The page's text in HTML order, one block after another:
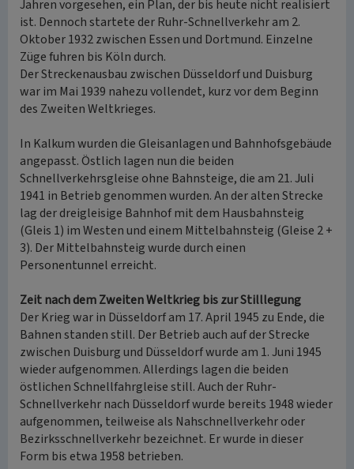
Jahren vorgesehen, ein Plan, der bis heute nicht realisiert
ist. Dennoch startete der Ruhr-Schnellverkehr am 2.
Oktober 1932 zwischen Essen und Dortmund. Einzelne
Züge fuhren bis Köln durch.
Der Streckenausbau zwischen Düsseldorf und Duisburg
war im Mai 1939 nahezu vollendet, kurz vor dem Beginn
des Zweiten Weltkrieges.
In Kalkum wurden die Gleisanlagen und Bahnhofsgebäude
angepasst. Östlich lagen nun die beiden
Schnellverkehrsgleise ohne Bahnsteige, die am 21. Juli
1941 in Betrieb genommen wurden. An der alten Strecke
lag der dreigleisige Bahnhof mit dem Hausbahnsteig
(Gleis 1) im Westen und einem Mittelbahnsteig (Gleise 2 +
3). Der Mittelbahnsteig wurde durch einen
Personentunnel erreicht.
Zeit nach dem Zweiten Weltkrieg bis zur Stilllegung
Der Krieg war in Düsseldorf am 17. April 1945 zu Ende, die
Bahnen standen still. Der Betrieb auch auf der Strecke
zwischen Duisburg und Düsseldorf wurde am 1. Juni 1945
wieder aufgenommen. Allerdings lagen die beiden
östlichen Schnellfahrgleise still. Auch der Ruhr-
Schnellverkehr nach Düsseldorf wurde bereits 1948 wieder
aufgenommen, teilweise als Nahschnellverkehr oder
Bezirksschnellverkehr bezeichnet. Er wurde in dieser
Form bis etwa 1958 betrieben.